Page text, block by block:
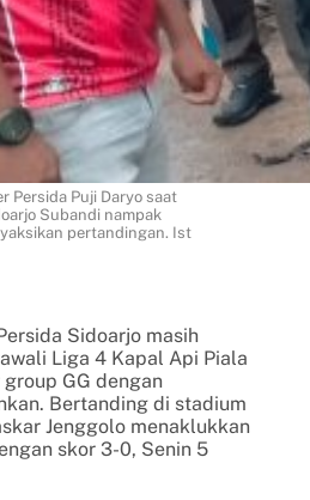
Persida Puji Daryo saat
Subandi nampak
pertandingan. Ist
Sidoarjo masih
Liga 4 Kapal Api Piala
GG dengan
Bertanding di stadium
Jenggolo menaklukkan
skor 3-0, Senin 5